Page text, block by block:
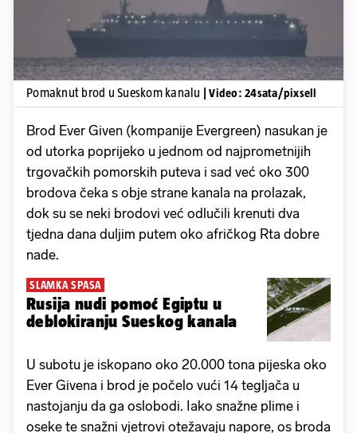
Pomaknut brod u Sueskom kanalu | Video: 24sata/pixsell
Brod Ever Given (kompanije Evergreen) nasukan je
od utorka poprijeko u jednom od najprometnijih
trgovačkih pomorskih puteva i sad već oko 300
brodova čeka s obje strane kanala na prolazak,
dok su se neki brodovi već odlučili krenuti dva
tjedna dana duljim putem oko afričkog Rta dobre
nade.
SLAMKA SPASA
Rusija nudi pomoć Egiptu u
deblokiranju Sueskog kanala
U subotu je iskopano oko 20.000 tona pijeska oko
Ever Givena i brod je počelo vući 14 tegljača u
nastojanju da ga oslobodi. Iako snažne plime i
oseke te snažni vjetrovi otežavaju napore, os broda